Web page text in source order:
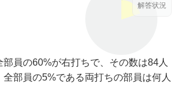
解答状況
員の60%が右打ちで、その数は84人
部員の5%である両打ちの部員は何人